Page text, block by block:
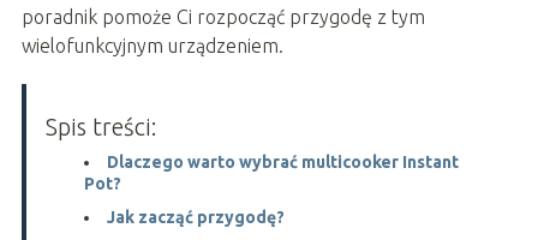
poradnik pomoże Ci rozpocząć przygodę z tym
wielofunkcyjnym urządzeniem.
Spis treści:
Dlaczego warto wybrać multicooker Instant
Pot?
Jak zacząć przygodę?